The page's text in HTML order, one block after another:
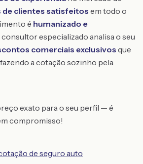
de clientes satisfeitosem todo o
é humanizado e
consultor especializado analisa o seu
comerciais exclusivos que
a cotação sozinho pela
exato para o seu perfil — é
compromisso!
de seguro auto